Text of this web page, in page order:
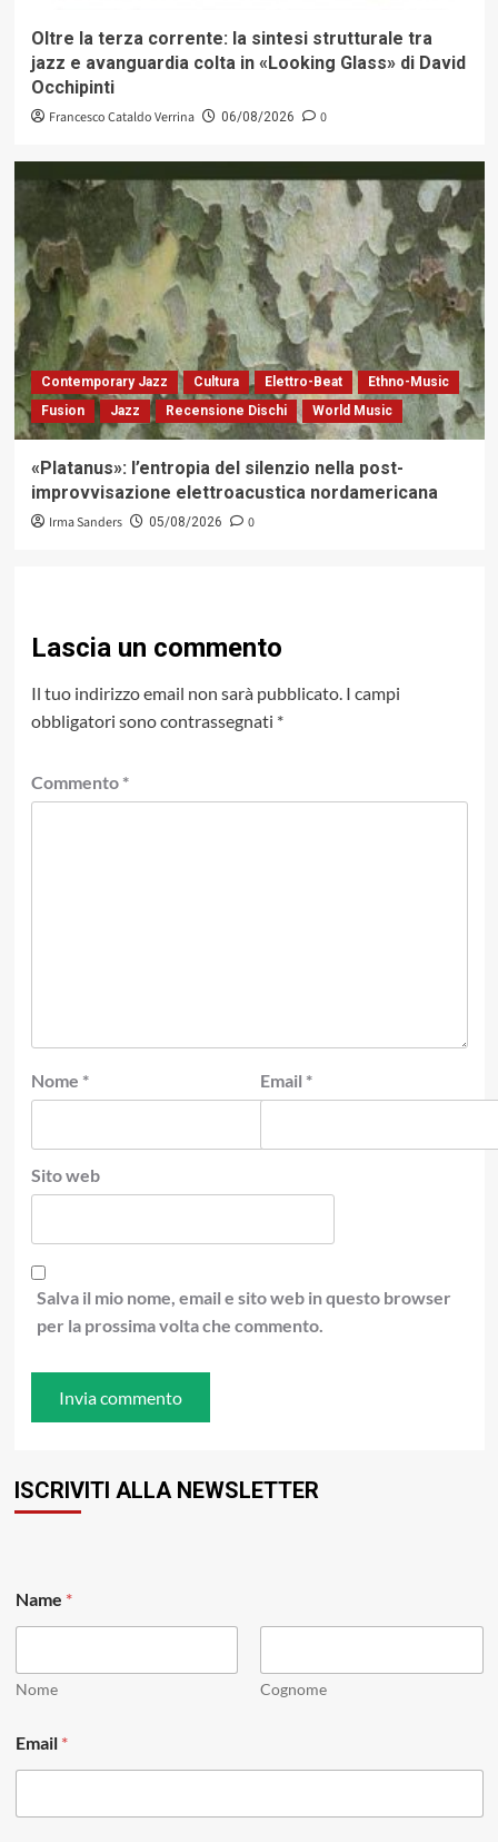
Oltre la terza corrente: la sintesi strutturale tra
jazz e avanguardia colta in «Looking Glass» di David
Occhipinti
Francesco Cataldo Verrina 06/08/2026 0
Contemporary Jazz Cultura Elettro-Beat
Ethno-Music
Fusion
Jazz Recensione Dischi World Music
«Platanus»: l’entropia del silenzio nella post-
improvvisazione elettroacustica nordamericana
Irma Sanders 05/08/2026 0
Lascia un commento
Il tuo indirizzo email non sarà pubblicato. I campi
obbligatori sono contrassegnati *
Commento *
Nome * Email *
Sito web
Salva il mio nome, email e sito web in questo browser
per la prossima volta che commento.
ISCRIVITI ALLA NEWSLETTER
N
a
e
E
i
l
Name *
Nome Cognome
Email *